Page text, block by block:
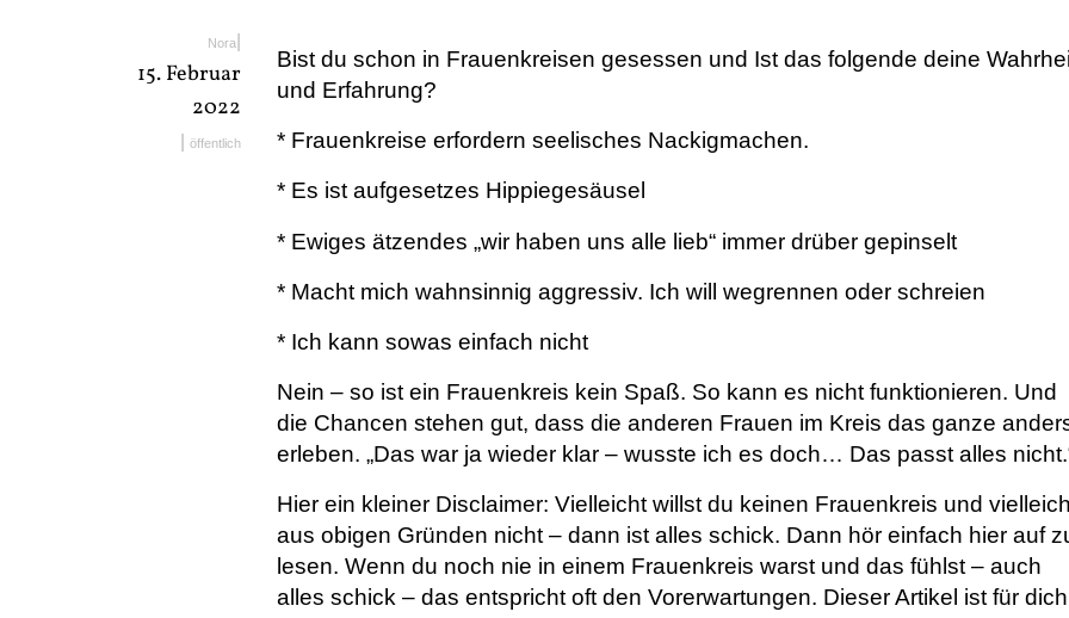
Nora
15. Februar
2022
öffentlich
Bist du schon in Frauenkreisen gesessen und Ist das folgende deine
und Erfahrung?
* Frauenkreise erfordern seelisches Nackigmachen.
* Es ist aufgesetzes Hippiegesäusel
* Ewiges ätzendes „wir haben uns alle lieb“ immer drüber gepinselt
* Macht mich wahnsinnig aggressiv. Ich will wegrennen oder schreien
* Ich kann sowas einfach nicht
Nein – so ist ein Frauenkreis kein Spaß. So kann es nicht funktionieren. Und
die Chancen stehen gut, dass die anderen Frauen im Kreis das ganze
erleben. „Das war ja wieder klar – wusste ich es doch… Das passt alles
Hier ein kleiner Disclaimer: Vielleicht willst du keinen Frauenkreis und
aus obigen Gründen nicht – dann ist alles schick. Dann hör einfach hier auf
lesen. Wenn du noch nie in einem Frauenkreis warst und das fühlst – auch
alles schick – das entspricht oft den Vorerwartungen. Dieser Artikel ist für